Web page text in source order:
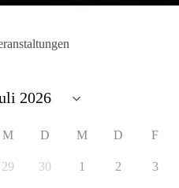
M D M D F
29 30 1 2 3